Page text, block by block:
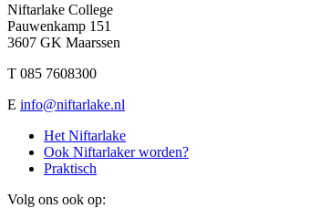
Niftarlake College
Pauwenkamp 151
3607 GK Maarssen
T 085 7608300
E info@niftarlake.nl
Het Niftarlake
Ook Niftarlaker worden?
Praktisch
Volg ons ook op: